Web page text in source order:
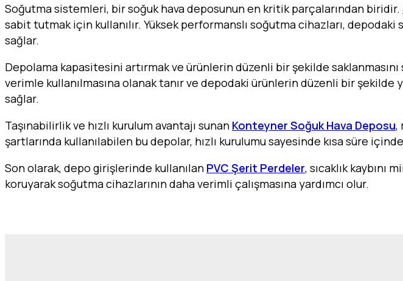
Soğutma sistemleri, bir soğuk hava deposunun en kritik parçalarından biridir.
sabit tutmak için kullanılır. Yüksek performanslı soğutma cihazları, depodaki
sağlar.
Depolama kapasitesini artırmak ve ürünlerin düzenli bir şekilde
verimle kullanılmasına olanak tanır ve depodaki ürünlerin düzenli bir
sağlar.
Taşınabilirlik ve hızlı kurulum avantajı sunan Konteyner Soğuk Hava Deposu,
şartlarında kullanılabilen bu depolar, hızlı kurulumu sayesinde kısa süre
Son olarak, depo girişlerinde kullanılan PVC Şerit Perdeler, sıcaklık
koruyarak soğutma cihazlarının daha verimli çalışmasına yardımcı olur.